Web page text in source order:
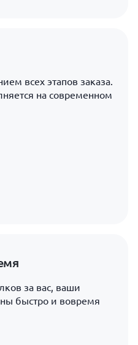
всех этапов заказа.
на современном
за вас, ваши
быстро и вовремя